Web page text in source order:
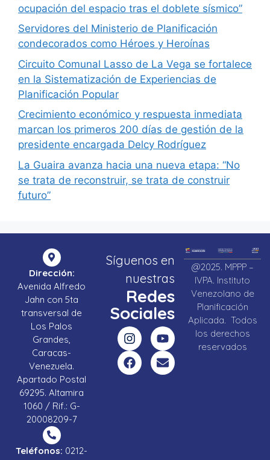
ocupación del espacio tras el doblete sísmico”
Servidores del Ministerio de Planificación
condecorados como Héroes y Heroínas
Circuito Comunal Lasso de La Vega se fortalece
en la Sistematización de Experiencias de
Planificación Popular
Crecimiento económico y respuesta inmediata
marcan los primeros 200 días de gestión de la
presidente encargada Delcy Rodríguez
La Guaira avanza hacia una nueva etapa: “No
se trata de reconstruir, se trata de construir
futuro”
Dirección:
Avenida Alfredo
Jahn con 5ta
transversal de
Los Palos
Grandes,
Caracas-
Venezuela.
Apartado Postal
69295. Altamira
1060 / Rif.: G-
20008209-7
Teléfonos: 0212-
Síguenos en
nuestras
Redes
Sociales
@2025. MPPP –
IVPA. Instituto
Venezolano de
Planificación
Aplicada. Todos
los derechos
reservados